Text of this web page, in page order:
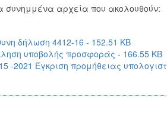
συνημμένα αρχεία που ακολουθούν:
δήλωση 4412-16 - 152.51 KB
υποβολής προσφοράς - 166.55 KB
-2021 Έγκριση προμήθειας